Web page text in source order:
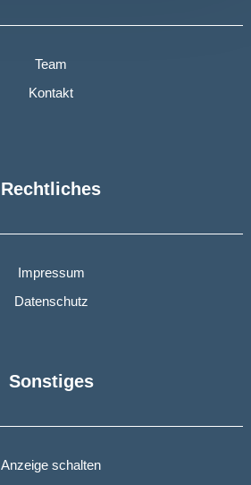
Team
Kontakt
Rechtliches
Impressum
Datenschutz
Sonstiges
Anzeige schalten